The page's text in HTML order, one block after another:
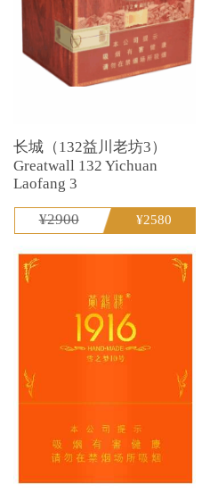
长城（132益川老坊3）
Greatwall 132 Yichuan
Laofang 3
¥2900 ¥2580